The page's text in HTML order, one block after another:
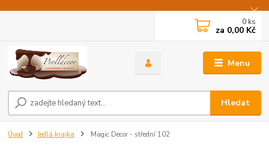
Menu
Hledat
0 ks
za 0,00 Kč
Úvod Jedlá krajka Magic Decor - střední 102